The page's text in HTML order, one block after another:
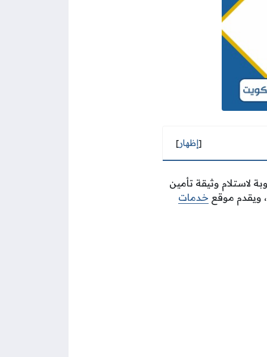
[إظهار]
لاستلام وثيقة تأمين
ويقدم موقع خدمات